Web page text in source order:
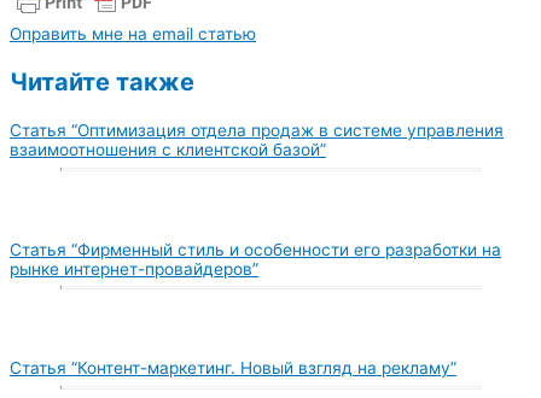
Оправить мне на email статью
Читайте также
Статья “Оптимизация отдела продаж в системе управления
взаимоотношения с клиентской базой”
Статья “Фирменный стиль и особенности его разработки на
рынке интернет-провайдеров”
Статья “Контент-маркетинг. Новый взгляд на рекламу”